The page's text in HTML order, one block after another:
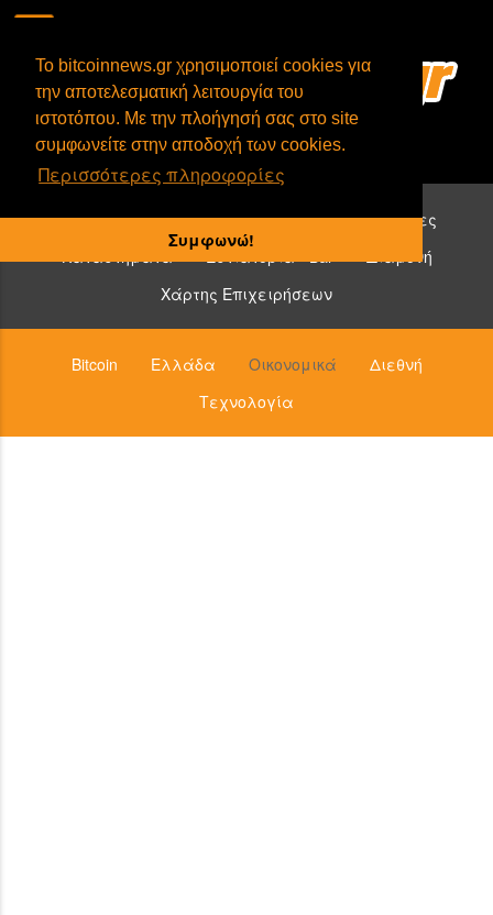
To bitcoinnews.gr χρησιμοποιεί cookies για
την αποτελεσματική λειτουργία του
ιστοτόπου. Με την πλοήγησή σας στο site
συμφωνείτε στην αποδοχή των cookies.
Περισσότερες πληροφορίες
Συμφωνώ!
Επιχειρήσεις που δέχονται bitcoin:
Υπηρεσίες
Καταστήματα
Εστιατόρια - Bar
Διαμονή
Χάρτης Επιχειρήσεων
Bitcoin Ελλάδα Οικονομικά
Διεθνή
Τεχνολογία